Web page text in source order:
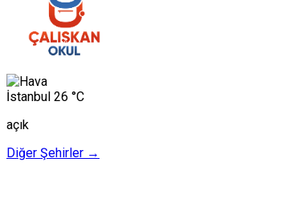
İstanbul 26 °C
açık
Diğer Şehirler →